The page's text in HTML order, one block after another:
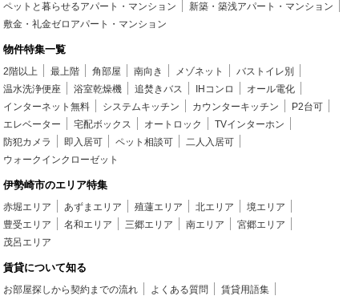
ペットと暮らせるアパート・マンション
新築・築浅アパート・マンション
敷金・礼金ゼロアパート・マンション
物件特集一覧
2階以上 最上階 角部屋 南向き メゾネット
バストイレ別
温水洗浄便座
浴室乾燥機 追焚きバス IHコンロ
オール電化
インターネット無料
システムキッチン カウンターキッチン
P2台可
エレベーター
宅配ボックス オートロック
TVインターホン
防犯カメラ
即入居可 ペット相談可
二人入居可
ウォークインクローゼット
伊勢崎市のエリア特集
赤堀エリア あずまエリア 殖蓮エリア 北エリア
境エリア
豊受エリア
名和エリア 三郷エリア 南エリア
宮郷エリア
茂呂エリア
賃貸について知る
お部屋探しから契約までの流れ よくある質問
賃貸用語集